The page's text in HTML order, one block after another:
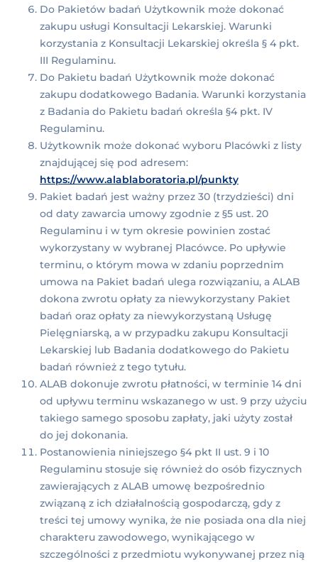
Do Pakietów badań Użytkownik może dokonać
zakupu usługi Konsultacji Lekarskiej. Warunki
korzystania z Konsultacji Lekarskiej określa § 4 pkt.
III Regulaminu.
Do Pakietu badań Użytkownik może dokonać
zakupu dodatkowego Badania. Warunki korzystania
z Badania do Pakietu badań określa §4 pkt. IV
Regulaminu.
Użytkownik może dokonać wyboru Placówki z listy
znajdującej się pod adresem:
https://www.alablaboratoria.pl/punkty
Pakiet badań jest ważny przez 30 (trzydzieści) dni
od daty zawarcia umowy zgodnie z §5 ust. 20
Regulaminu i w tym okresie powinien zostać
wykorzystany w wybranej Placówce. Po upływie
terminu, o którym mowa w zdaniu poprzednim
umowa na Pakiet badań ulega rozwiązaniu, a ALAB
dokona zwrotu opłaty za niewykorzystany Pakiet
badań oraz opłaty za niewykorzystaną Usługę
Pielęgniarską, a w przypadku zakupu Konsultacji
Lekarskiej lub Badania dodatkowego do Pakietu
badań również z tego tytułu.
ALAB dokonuje zwrotu płatności, w terminie 14 dni
od upływu terminu wskazanego w ust. 9 przy użyciu
takiego samego sposobu zapłaty, jaki użyty został
do jej dokonania.
Postanowienia niniejszego §4 pkt II ust. 9 i 10
Regulaminu stosuje się również do osób fizycznych
zawierających z ALAB umowę bezpośrednio
związaną z ich działalnością gospodarczą, gdy z
treści tej umowy wynika, że nie posiada ona dla niej
charakteru zawodowego, wynikającego w
szczególności z przedmiotu wykonywanej przez nią